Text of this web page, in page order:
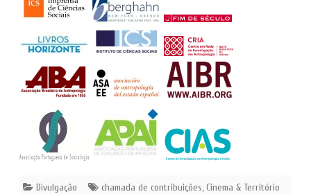
Divulgação chamada de contribuições,Cinema & Território